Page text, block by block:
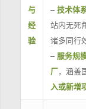
与
经
验
–技术体
站内无死
诸多同行
– 服务规
厂，涵盖
入或新增